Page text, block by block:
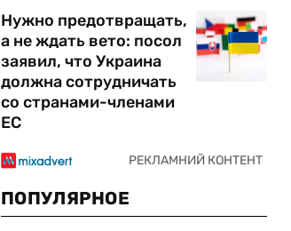
Нужно предотвращать,
а не ждать вето: посол
заявил, что Украина
должна сотрудничать
со странами-членами
ЕС
ПОПУЛЯРНОЕ